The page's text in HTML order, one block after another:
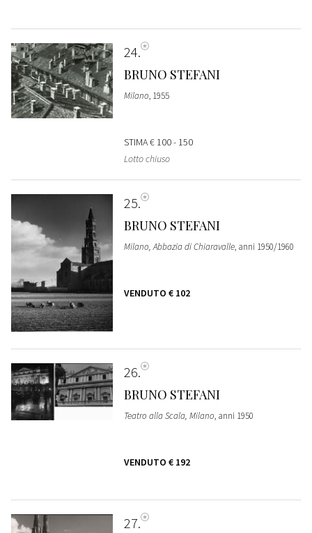
24
BRUNO STEFANI
Milano, 1955
STIMA€ 100 - 150
Lotto chiuso
25
BRUNO STEFANI
Milano, Abbazia di Chiaravalle, anni 1950/1960
VENDUTO € 102
26
BRUNO STEFANI
Teatro alla Scala, Milano, anni 1950
VENDUTO € 192
27